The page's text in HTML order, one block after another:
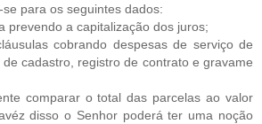
para os seguintes dados:
prevendo a capitalização dos juros;
cobrando despesas de serviço de
cadastro, registro de contrato e gravame
comparar o total das parcelas ao valor
disso o Senhor poderá ter uma noção